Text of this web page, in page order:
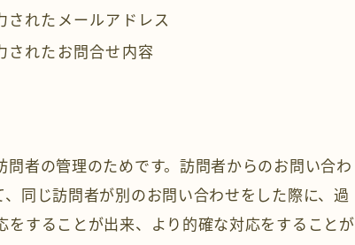
されたメールアドレス
されたお問合せ内容
問者の管理のためです。訪問者からのお問い合わ
同じ訪問者が別のお問い合わせをした際に、過
をすることが出来、より的確な対応をすることが